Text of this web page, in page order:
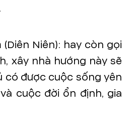
Niên): hay còn gọi
xây nhà hướng này sẽ
có được cuộc sống yên
cuộc đời ổn định, gia